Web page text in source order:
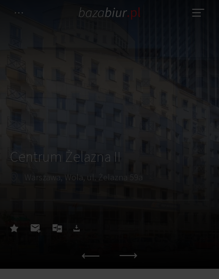
Centrum Żelazna II
Warszawa, Wola, ul. Żelazna 59a